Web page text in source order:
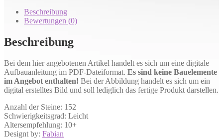
Beschreibung
Bewertungen (0)
Beschreibung
Bei dem hier angebotenen Artikel handelt es sich um eine digitale
Aufbauanleitung im PDF-Dateiformat. Es sind keine Bauelemente
im Angebot enthalten! Bei der Abbildung handelt es sich um ein
digital erstelltes Bild und soll lediglich das fertige Produkt darstellen.
Anzahl der Steine: 152
Schwierigkeitsgrad: Leicht
Altersempfehlung: 10+
Designt by: Fabian